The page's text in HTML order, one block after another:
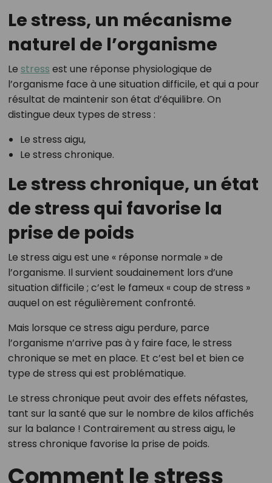
Le stress, un mécanisme
naturel de l’organisme
Le stress est une réponse physiologique de
l’organisme face à une situation difficile, et qui a pour
résultat de maintenir son état d’équilibre. On
distingue deux types de stress :
Le stress aigu,
Le stress chronique.
Le stress chronique, un état
de stress qui favorise la
prise de poids
Le stress aigu est une « réponse normale » de
l’organisme. Il survient soudainement lors d’une
situation difficile ; c’est le fameux « coup de stress »
auquel on est régulièrement confronté.
Mais lorsque ce stress aigu perdure, parce
l’organisme n’arrive pas à y faire face, le stress
chronique se met en place. Et c’est bel et bien ce
type de stress qui est problématique.
Le stress chronique peut avoir des effets néfastes,
tant sur la santé que sur le nombre de kilos affichés
sur la balance ! Contrairement au stress aigu, le
stress chronique favorise la prise de poids.
Comment le stress